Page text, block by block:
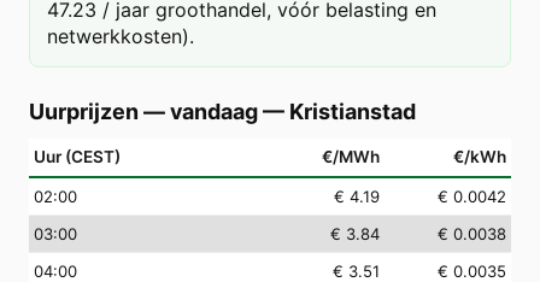
47.23 / jaar groothandel, vóór belasting en
netwerkkosten).
Uurprijzen — vandaag— Kristianstad
Uur (CEST) €/MWh €/kWh
02:00 € 4.19
€ 0.0042
03:00 € 3.84
€ 0.0038
04:00 € 3.51
€ 0.0035